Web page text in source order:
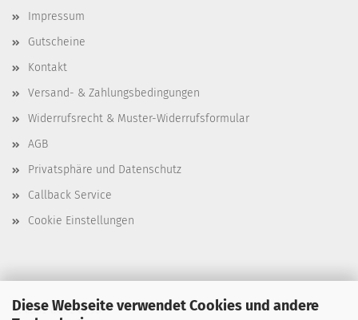
Diese Webseite verwendet Cookies und andere
Impressum
Gutscheine
Kontakt
Versand- & Zahlungsbedingungen
Widerrufsrecht & Muster-Widerrufsformular
AGB
Privatsphäre und Datenschutz
Callback Service
Cookie Einstellungen
T. 0351 647 544 93